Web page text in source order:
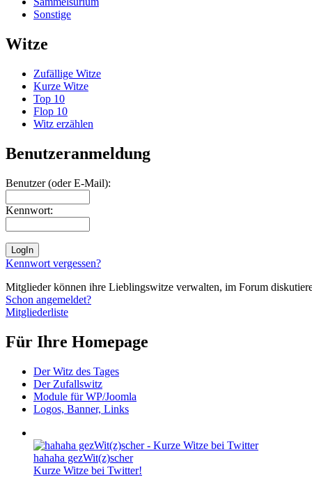
Sonstige
Witze
Zufällige Witze
Kurze Witze
Top 10
Flop 10
Witz erzählen
Benutzeranmeldung
Benutzer (oder E-Mail):
Kennwort:
Kennwort vergessen?
Mitglieder können ihre Lieblingswitze verwalten, im Forum
Schon angemeldet?
Mitgliederliste
Für Ihre Homepage
Der Witz des Tages
Der Zufallswitz
Module für WP/Joomla
Logos, Banner, Links
hahaha gezWit(z)scher
Kurze Witze bei Twitter!